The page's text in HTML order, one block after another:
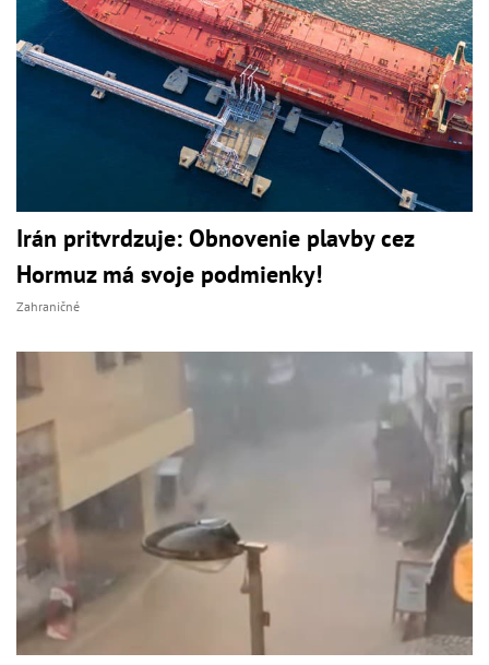
Irán pritvrdzuje: Obnovenie plavby cez
Hormuz má svoje podmienky!
Zahraničné